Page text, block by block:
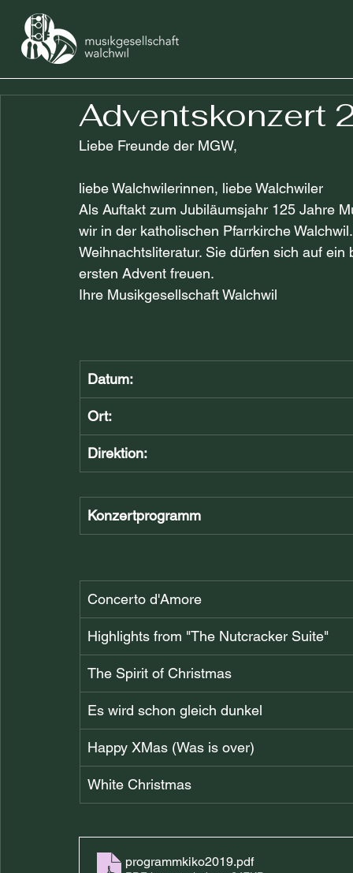
Adventskonzert
Liebe Freunde der MGW,
liebe Walchwilerinnen, liebe Walchwiler
Als Auftakt zum Jubiläumsjahr 125 Jahre
wir in der katholischen Pfarrkirche
Weihnachtsliteratur. Sie dürfen sich auf
ersten Advent freuen.
Ihre Musikgesellschaft Walchwil
Datum:
Ort:
Direktion:
Konzertprogramm
Concerto d'Amore
Highlights from "The Nutcracker Suite"
The Spirit of Christmas
Es wird schon gleich dunkel
Happy XMas (Was is over)
White Christmas
programmkiko2019.pdf